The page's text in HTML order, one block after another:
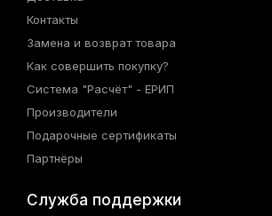
Контакты
Замена и возврат товара
Как совершить покупку?
Система "Расчёт" - ЕРИП
Производители
Подарочные сертификаты
Партнёры
Служба поддержки